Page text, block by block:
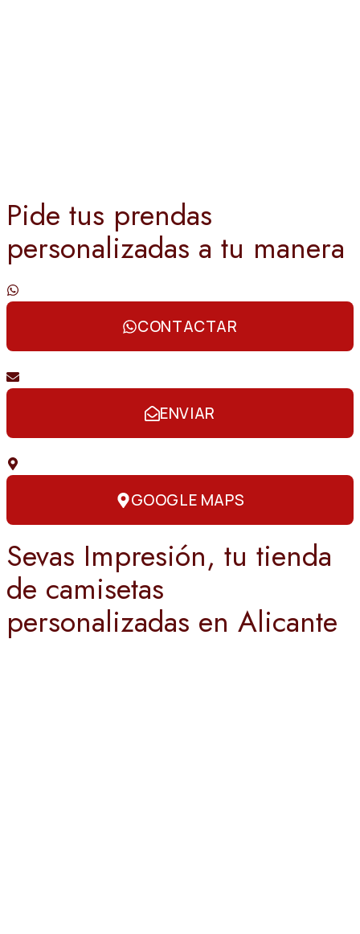
Pide tus prendas
personalizadas a tu manera
CONTACTAR
ENVIAR
GOOGLE MAPS
Sevas Impresión, tu tienda
de camisetas
personalizadas en Alicante